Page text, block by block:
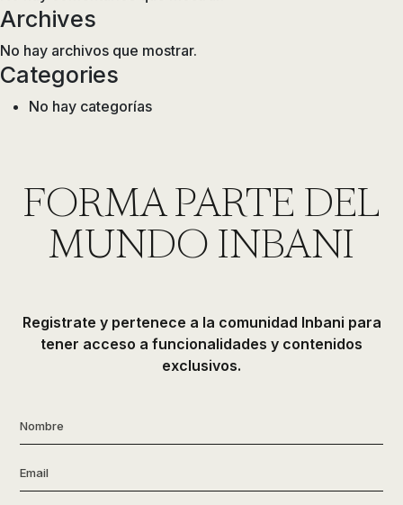
Archives
No hay archivos que mostrar.
Categories
No hay categorías
FORMA PARTE DEL
MUNDO INBANI
Registrate y pertenece a la comunidad Inbani para
tener acceso a funcionalidades y contenidos
exclusivos.
Nombre
Email